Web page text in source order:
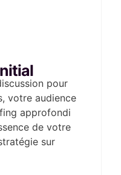
pour
votre audience
approfondi
de votre
sur